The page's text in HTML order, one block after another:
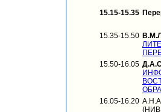
15.15-15.35
15.35-15.50
15.50-16.05
16.05-16.20